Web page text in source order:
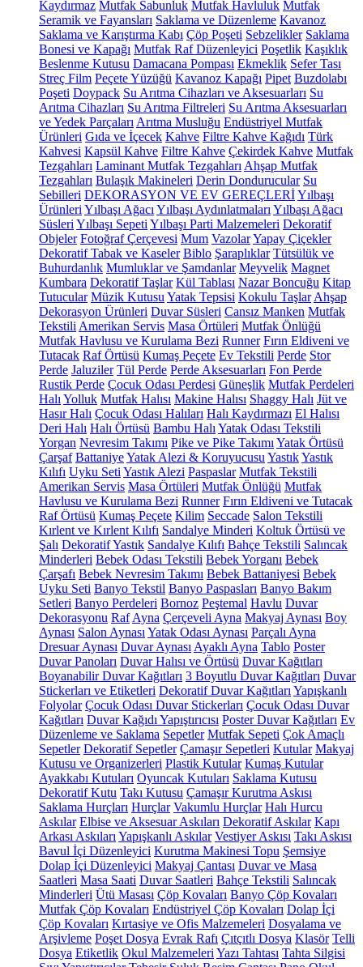
Kaydırmaz Mutfak Sabunluk Mutfak Havluluk Mutfak
Seramik ve Fayansları Saklama ve Düzenleme Kavanoz
Saklama ve Karıştırma Kabı Çöp Poşeti Sebzelikler Saklama
Bonesi ve Kapağı Mutfak Raf Düzenleyici Poşetlik Kaşıklık
Beslenme Kutusu Damacana Pompası Ekmeklik Sefer Tası
Streç Film Peçete Yüzüğü Kavanoz Kapağı Pipet Buzdolabı
Poşeti Doypack Su Arıtma Cihazları ve Aksesuarları Su
Arıtma Cihazları Su Arıtma Filtreleri Su Arıtma Aksesuarları
ve Yedek Parçaları Arıtma Musluğu Endüstriyel Mutfak
Ürünleri Gıda ve İçecek Kahve Filtre Kahve Kağıdı Türk
Kahvesi Kapsül Kahve Filtre Kahve Çekirdek Kahve Mutfak
Tezgahları Laminant Mutfak Tezgahları Ahşap Mutfak
Tezgahları Bulaşık Makineleri Derin Dondurucular Su
Sebilleri DEKORASYON VE EV GEREÇLERİYılbaşı
Ürünleri Yılbaşı Ağacı Yılbaşı Aydınlatmaları Yılbaşı Ağacı
Süsleri Yılbaşı Sepeti Yılbaşı Parti Malzemeleri Dekoratif
Objeler Fotoğraf Çerçevesi Mum VazolarYapay Çiçekler
Dekoratif Tabak ve Kaseler Biblo Şaraplıklar Tütsülük ve
Buhurdanlık Mumluklar ve Şamdanlar Meyvelik Magnet
Kumbara Dekoratif Taşlar Kül Tablası Nazar Boncuğu Kitap
Tutucular Müzik Kutusu Yatak Tepsisi Kokulu Taşlar Ahşap
Dekorasyon Ürünleri Duvar Süsleri Cansız Manken Mutfak
Tekstili Amerikan Servis Masa Örtüleri Mutfak Önlüğü
Mutfak Havlusu ve Kurulama Bezi Runner Fırın Eldiveni ve
Tutacak Raf Örtüsü Kumaş Peçete Ev Tekstili Perde Stor
Perde Jaluziler Tül Perde Perde Aksesuarları Fon Perde
Rustik Perde Çocuk Odası Perdesi Güneşlik Mutfak Perdeleri
Halı Yolluk Mutfak Halısı Makine Halısı Shaggy Halı Jüt ve
Hasır Halı Çocuk Odası Halıları Halı Kaydırmazı El Halısı
Deri Halı Halı Örtüsü Bambu Halı Yatak Odası Tekstili
Yorgan Nevresim Takımı Pike ve Pike Takımı Yatak Örtüsü
Çarşaf BattaniyeYatak Alezi & Koruyucusu YastıkYastık
Kılıfı Uyku Seti Yastık Alezi Paspaslar Mutfak Tekstili
Amerikan Servis Masa Örtüleri Mutfak Önlüğü Mutfak
Havlusu ve Kurulama Bezi Runner Fırın Eldiveni ve Tutacak
Raf Örtüsü Kumaş Peçete Kilim Seccade Salon Tekstili
Kırlent ve Kırlent Kılıfı Sandalye Minderi Koltuk Örtüsü ve
Şalı Dekoratif Yastık Sandalye Kılıfı Bahçe Tekstili Salıncak
Minderleri Bebek Odası Tekstili Bebek Yorganı Bebek
Çarşafı Bebek Nevresim Takımı Bebek Battaniyesi Bebek
Uyku Seti Banyo Tekstil Banyo Paspasları Banyo Bakım
Setleri Banyo Perdeleri Bornoz Peştemal Havlu Duvar
Dekorasyonu Raf Ayna Çerçeveli Ayna Makyaj Aynası Boy
Aynası Salon Aynası Yatak Odası Aynası Parçalı Ayna
Dresuar Aynası Duvar Aynası Ayaklı Ayna Tablo Poster
Duvar Panoları Duvar Halısı ve Örtüsü Duvar Kağıtları
Boyanabilir Duvar Kağıtları 3 Boyutlu Duvar Kağıtları Duvar
Stickerları ve Etiketleri Dekoratif Duvar Kağıtları Yapışkanlı
Folyolar Çocuk Odası Duvar Stickerları Çocuk Odası Duvar
Kağıtları Duvar Kağıdı Yapıştırıcısı Poster Duvar Kağıtları Ev
Düzenleme ve Saklama Sepetler Mutfak Sepeti Çok Amaçlı
Sepetler Dekoratif Sepetler Çamaşır Sepetleri Kutular Makyaj
Kutusu ve Organizerleri Plastik Kutular Kumaş Kutular
Ayakkabı Kutuları Oyuncak Kutuları Saklama Kutusu
Dekoratif Kutu Takı Kutusu Çamaşır Kurutma Askısı
Saklama Hurçları Hurçlar Vakumlu Hurçlar Halı Hurcu
Askılar Elbise ve Aksesuar Askıları Dekoratif Askılar Kapı
Arkası Askıları Yapışkanlı Askılar Vestiyer Askısı Takı Askısı
Bavul İçi Düzenleyici Kurutma Makinesi Topu Şemsiye
Dolap İçi Düzenleyici Makyaj Çantası Duvar ve Masa
Saatleri Masa Saati Duvar Saatleri Bahçe Tekstili Salıncak
Minderleri Ütü Masası Çöp Kovaları Banyo Çöp Kovaları
Mutfak Çöp Kovaları Endüstriyel Çöp Kovaları Dolap İçi
Çöp Kovaları Kırtasiye ve Ofis Malzemeleri Dosyalama ve
Arşivleme Poşet Dosya Evrak Rafı Çıtçıtlı Dosya Klasör Telli
Dosya Etiketlik Okul Malzemeleri Yazı Tahtası Tahta Silgisi